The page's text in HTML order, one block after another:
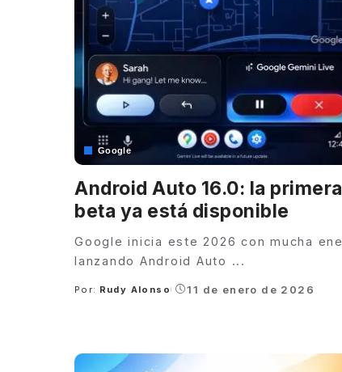
Google
Android Auto 16.0: la primera
beta ya está disponible
Google inicia este 2026 con mucha
lanzando Android Auto ...
Posted
Por: Rudy Alonso 11 de enero de 2026